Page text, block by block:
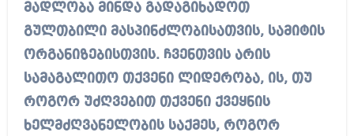
მადლობა მინდა გადაგიხადოთ
გულთბილი მასპინძლობისათვის, სამიტის
ორგანიზებისთვის. ჩვენთვის არის
სამაგალითო თქვენი ლიდერობა, ის, თუ
როგორ უძღვებით თქვენი ქვეყნის
ხელმძღვანელობის საქმეს, როგორ